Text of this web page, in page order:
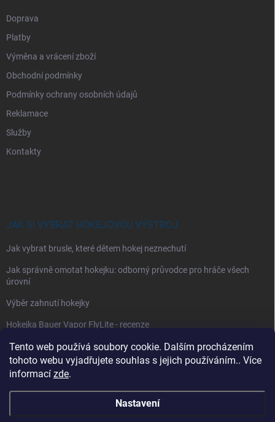
Tento web používá soubory cookie. Dalším procházením
tohoto webu vyjadřujete souhlas s jejich používáním.. Více
informací zde.
Nastavení
Doprava
Platby
Výměna a vrácení zboží
Obchodní podmínky
Podmínky ochrany osobních údajů
Reklamace
Služby
Kontakty
JAK SI VYBRAT HOKEJOVOU VÝSTROJ
Jak vybrat brusle, které dětem hokej neznechutí
Jak správně omotat hokejku: odborný průvodce pro hráče všech
úrovní
Výběr zahnutí hokejky
Hokejka Bauer Vapor FlyLite - recenze
Jak si vybrat hokejové kalhoty
Jak si vybrat hokejové chrániče ramen?